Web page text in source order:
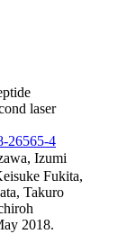
laser
26565-4
Izumi
Fukita,
Takuro
2018.